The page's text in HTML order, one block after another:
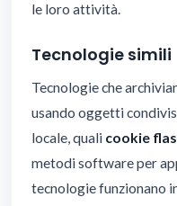
le loro attività.
Tecnologie simili
Tecnologie che
usando oggetti
locale, quali cookie
metodi software per
tecnologie funzionano